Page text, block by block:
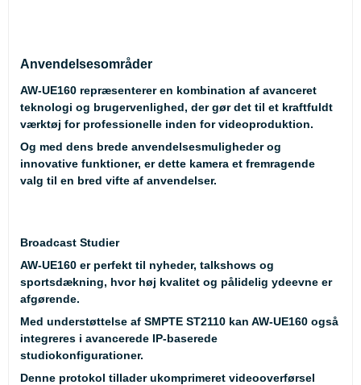
Anvendelsesområder
AW-UE160 repræsenterer en kombination af avanceret
teknologi og brugervenlighed, der gør det til et kraftfuldt
værktøj for professionelle inden for videoproduktion.
Og med dens brede anvendelsesmuligheder og
innovative funktioner, er dette kamera et fremragende
valg til en bred vifte af anvendelser.
Broadcast Studier
AW-UE160 er perfekt til nyheder, talkshows og
sportsdækning, hvor høj kvalitet og pålidelig ydeevne er
afgørende.
Med understøttelse af SMPTE ST2110 kan AW-UE160 også
integreres i avancerede IP-baserede
studiokonfigurationer.
Denne protokol tillader ukomprimeret videooverførsel